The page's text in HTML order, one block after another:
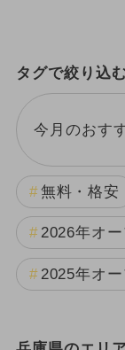
タグで絞り込
今月のおす
無料・格安
2026年オ
2025年オ
週末イベン